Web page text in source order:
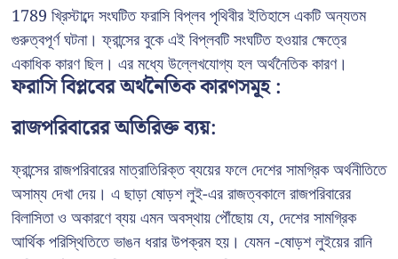
1789 খ্রিস্টাব্দে সংঘটিত ফরাসি বিপ্লব পৃথিবীর ইতিহাসে একটি অন্যতম
গুরুত্বপূর্ণ ঘটনা। ফ্রান্সের বুকে এই বিপ্লবটি সংঘটিত হওয়ার ক্ষেত্রে
একাধিক কারণ ছিল। এর মধ্যে উল্লেখযোগ্য হল অর্থনৈতিক কারণ।
ফরাসি বিপ্লবের অর্থনৈতিক কারণসমূহ :
রাজপরিবারের অতিরিক্ত ব্যয়:
ফ্রান্সের রাজপরিবারের মাত্রাতিরিক্ত ব্যয়ের ফলে দেশের সামগ্রিক অর্থনীতিতে
অসাম্য দেখা দেয়। এ ছাড়া ষোড়শ লুই-এর রাজত্বকালে রাজপরিবারের
বিলাসিতা ও অকারণে ব্যয় এমন অবস্থায় পৌঁছোয় যে, দেশের সামগ্রিক
আর্থিক পরিস্থিতিতে ভাঙন ধরার উপক্রম হয়। যেমন -ষোড়শ লুইয়ের রানি